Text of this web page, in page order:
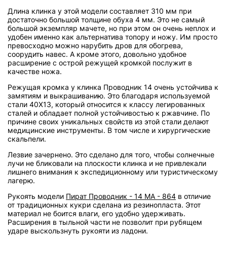
Длина клинка у этой модели составляет 310 мм при
достаточно большой толщине обуха 4 мм. Это не самый
большой экземпляр мачете, но при этом он очень неплох и
удобен именно как альтернатива топору и ножу. Им просто
превосходно можно нарубить дров для обогрева,
соорудить навес. А кроме этого, довольно удобное
расширение с острой режущей кромкой послужит в
качестве ножа.
Режущая кромка у клинка Проводник 14 очень устойчива к
замятиям и выкрашиванию. Это благодаря используемой
стали 40Х13, который относится к классу легированных
сталей и обладает полной устойчивостью к ржавчине. По
причине своих уникальных свойств из этой стали делают
медицинские инструменты. В том числе и хирургические
скальпели.
Лезвие зачернено. Это сделано для того, чтобы солнечные
лучи не бликовали на плоскости клинка и не привлекали
лишнего внимания к экспедиционному или туристическому
лагерю.
Рукоять модели Пират Проводник - 14 МА - 864 в отличие
от традиционных кукри сделана из резинопласта. Этот
материал не боится влаги, его удобно удерживать.
Расширения в тыльной части не позволит при рубящем
ударе выскользнуть рукояти из ладони.